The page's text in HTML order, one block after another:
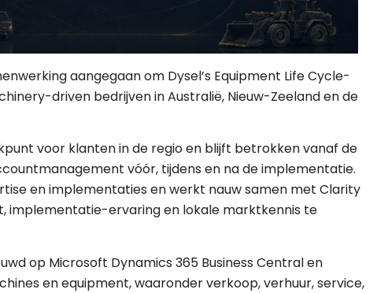
aangegaan om Dysel’s Equipment Life Cycle-
driven bedrijven in Australië, Nieuw-Zeeland en de
voor klanten in de regio en blijft betrokken vanaf de
vóór, tijdens en na de implementatie.
en implementaties en werkt nauw samen met Clarity
implementatie-ervaring en lokale marktkennis te
op Microsoft Dynamics 365 Business Central en
en equipment, waaronder verkoop, verhuur, service,